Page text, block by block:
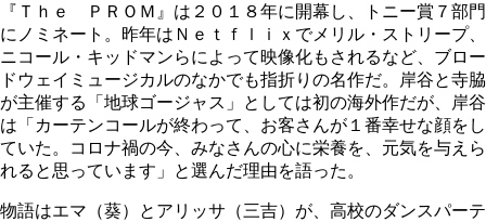
『Ｔｈｅ ＰＲＯＭ』は２０１８年に開幕し、トニー賞７部門
にノミネート。昨年はＮｅｔｆｌｉｘでメリル・ストリープ、
ニコール・キッドマンらによって映像化もされるなど、ブロー
ドウェイミュージカルのなかでも指折りの名作だ。岸谷と寺脇
が主催する「地球ゴージャス」としては初の海外作だが、岸谷
は「カーテンコールが終わって、お客さんが１番幸せな顔をし
ていた。コロナ禍の今、みなさんの心に栄養を、元気を与えら
れると思っています」と選んだ理由を語った。
物語はエマ（葵）とアリッサ（三吉）が、高校のダンスパーテ